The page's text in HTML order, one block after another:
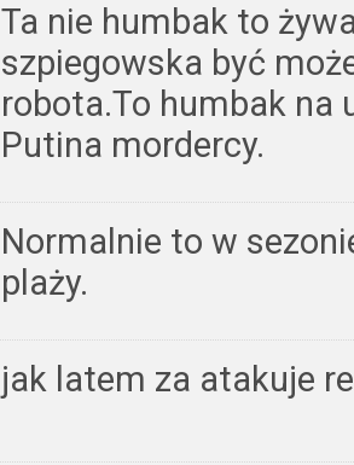
Ta nie humbak to
szpiegowska być
robota.To humbak na
Putina mordercy.
Normalnie to w
plaży.
jak latem za atakuje